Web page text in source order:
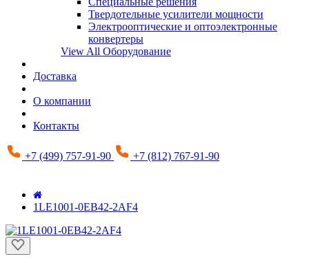
Твердотельные усилители мощности
Электрооптические и оптоэлектронные
конвертеры
View All Оборудование
Доставка
О компании
Контакты
+7 (499) 757-91-90 +7 (812) 767-91-90
1LE1001-0EB42-2AF4